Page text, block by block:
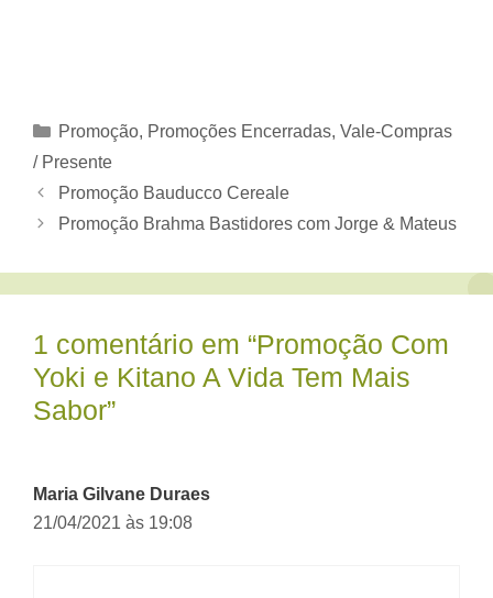
Categorias
Promoção, Promoções Encerradas, Vale-Compras
/ Presente
Promoção Bauducco Cereale
Promoção Brahma Bastidores com Jorge & Mateus
1 comentário em “Promoção Com
Yoki e Kitano A Vida Tem Mais
Sabor”
Maria Gilvane Duraes
21/04/2021 às 19:08